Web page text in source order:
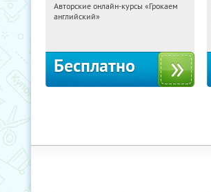
12:37:24 Получили:
Авторские онлайн-курсы «Грокаем
английский»
Бесплатно